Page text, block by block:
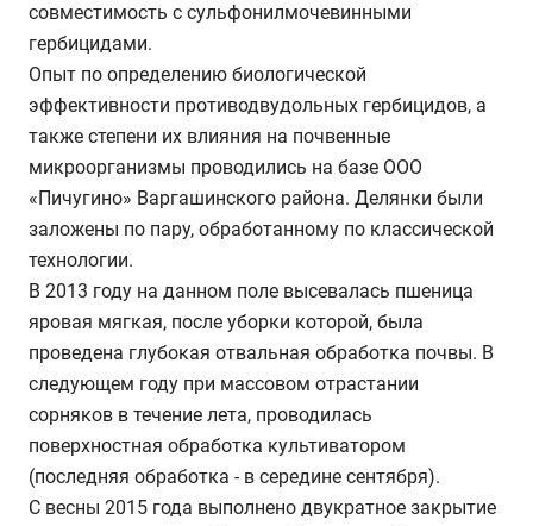
совместимость с сульфонилмочевинными
гербицидами.
Опыт по определению биологической
эффективности противодвудольных гербицидов, а
также степени их влияния на почвенные
микроорганизмы проводились на базе ООО
«Пичугино» Варгашинского района. Делянки были
заложены по пару, обработанному по классической
технологии.
В 2013 году на данном поле высевалась пшеница
яровая мягкая, после уборки которой, была
проведена глубокая отвальная обработка почвы. В
следующем году при массовом отрастании
сорняков в течение лета, проводилась
поверхностная обработка культиватором
(последняя обработка - в середине сентября).
С весны 2015 года выполнено двукратное закрытие